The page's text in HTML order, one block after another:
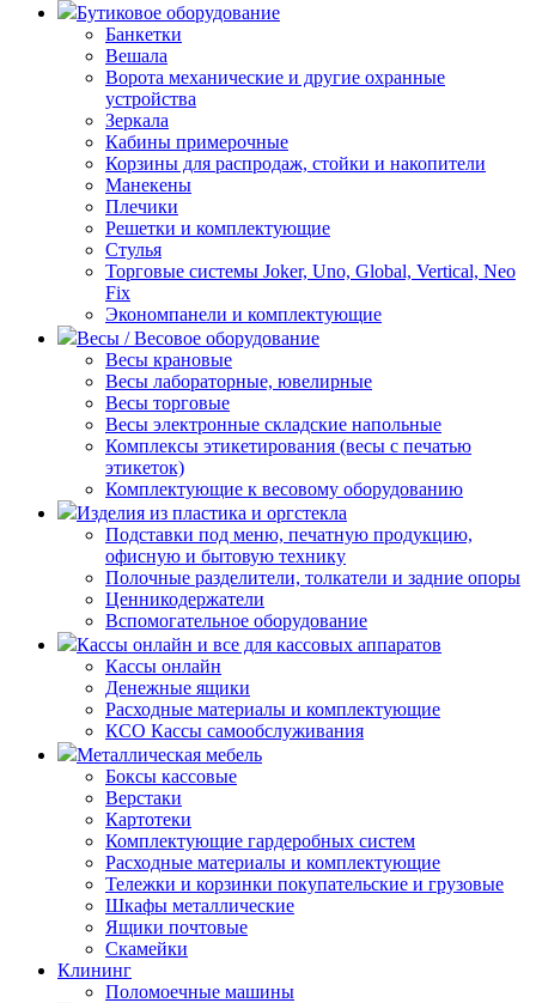
Бутиковое оборудование
Банкетки
Вешала
Ворота механические и другие охранные
устройства
Зеркала
Кабины примерочные
Корзины для распродаж, стойки и накопители
Манекены
Плечики
Решетки и комплектующие
Стулья
Торговые системы Joker, Uno, Global, Vertical, Neo
Fix
Экономпанели и комплектующие
Весы / Весовое оборудование
Весы крановые
Весы лабораторные, ювелирные
Весы торговые
Весы электронные складские напольные
Комплексы этикетирования (весы с печатью
этикеток)
Комплектующие к весовому оборудованию
Изделия из пластика и оргстекла
Подставки под меню, печатную продукцию,
офисную и бытовую технику
Полочные разделители, толкатели и задние опоры
Ценникодержатели
Вспомогательное оборудование
Кассы онлайн и все для кассовых аппаратов
Кассы онлайн
Денежные ящики
Расходные материалы и комплектующие
КСО Кассы самообслуживания
Металлическая мебель
Боксы кассовые
Верстаки
Картотеки
Комплектующие гардеробных систем
Расходные материалы и комплектующие
Тележки и корзинки покупательские и грузовые
Шкафы металлические
Ящики почтовые
Скамейки
Клининг
Поломоечные машины